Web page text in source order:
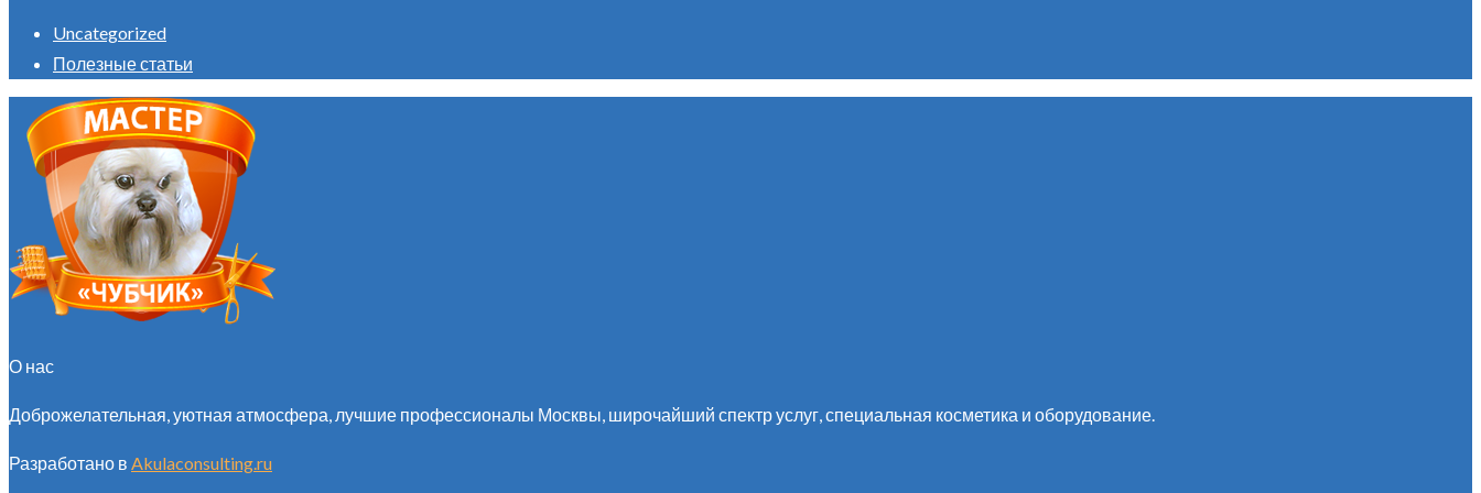
Uncategorized
Полезные статьи
О нас
Доброжелательная, уютная атмосфера, лучшие профессионалы Москвы, широчайший спектр услуг, специальная косметика и оборудование.
Разработано в Akulaconsulting.ru